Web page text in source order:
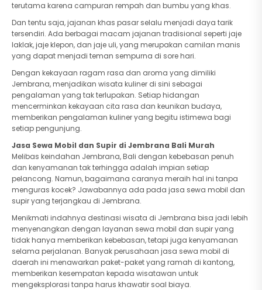
terutama karena campuran rempah dan bumbu yang khas.
Dan tentu saja, jajanan khas pasar selalu menjadi daya tarik
tersendiri. Ada berbagai macam jajanan tradisional seperti jaje
laklak, jaje klepon, dan jaje uli, yang merupakan camilan manis
yang dapat menjadi teman sempurna di sore hari.
Dengan kekayaan ragam rasa dan aroma yang dimiliki
Jembrana, menjadikan wisata kuliner di sini sebagai
pengalaman yang tak terlupakan. Setiap hidangan
mencerminkan kekayaan cita rasa dan keunikan budaya,
memberikan pengalaman kuliner yang begitu istimewa bagi
setiap pengunjung.
Jasa Sewa Mobil dan Supir di Jembrana Bali Murah
Melibas keindahan Jembrana, Bali dengan kebebasan penuh
dan kenyamanan tak terhingga adalah impian setiap
pelancong. Namun, bagaimana caranya meraih hal ini tanpa
menguras kocek? Jawabannya ada pada jasa sewa mobil dan
supir yang terjangkau di Jembrana.
Menikmati indahnya destinasi wisata di Jembrana bisa jadi lebih
menyenangkan dengan layanan sewa mobil dan supir yang
tidak hanya memberikan kebebasan, tetapi juga kenyamanan
selama perjalanan. Banyak perusahaan jasa sewa mobil di
daerah ini menawarkan paket-paket yang ramah di kantong,
memberikan kesempatan kepada wisatawan untuk
mengeksplorasi tanpa harus khawatir soal biaya.